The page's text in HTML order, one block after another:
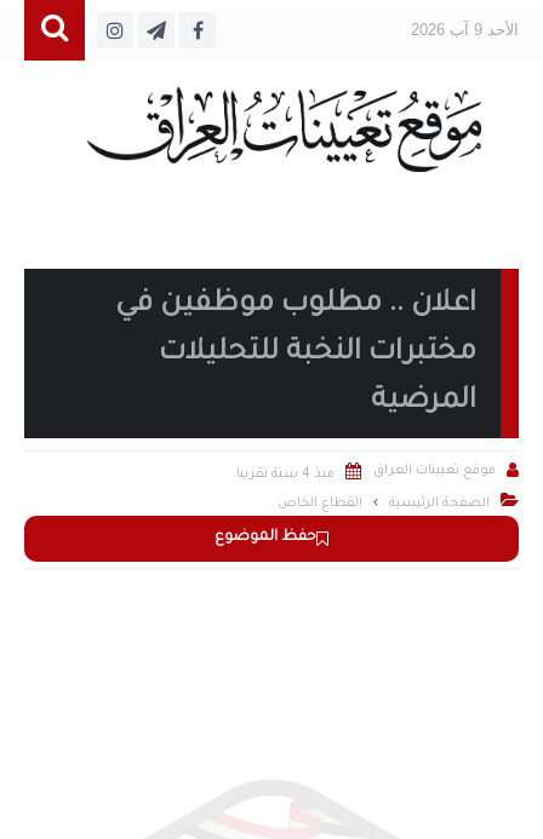
الأحد 9 آب 2026
اعلان .. مطلوب موظفين في
مختبرات النخبة للتحليلات
المرضية
حفظ الموضوع
 موقع تعيينات العراق  منذ 4 سنة تقريبا
 الصفحة الرئيسية القطاع الخاص